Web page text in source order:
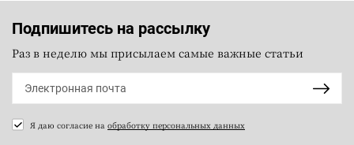
Подпишитесь на рассылку
Раз в неделю мы присылаем самые важные статьи
Я даю согласие на обработку персональных данных